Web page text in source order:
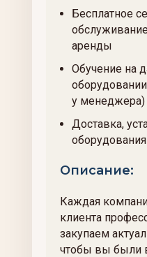
Бесплатное
аренды
Обучение на
у менеджера)
Доставка,
Описание:
Каждая
клиента
закупаем
чтобы вы были